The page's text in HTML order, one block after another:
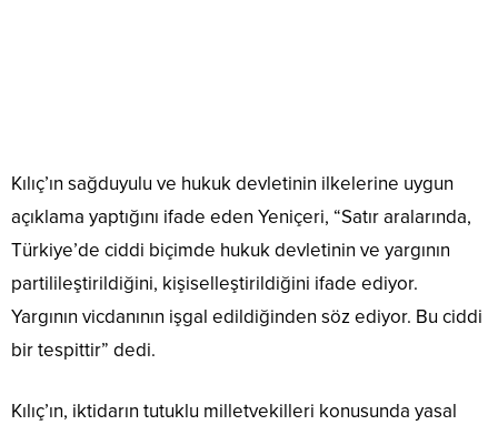
Özcan Yeniçeri, “Haşim Kılıç muhalefetin ortak
Cumhurbaşkanı adayı olabilir mi?” sorusunu, “Kılıç
Anayasa Mahkemesi Başkanıdır, Anayasa Mahkemesi
Başkanı olarak kalacaktır ve kalmalıdır” şeklinde
yanıtladı. Gerek CHP gerek MHP’nin adaylarını belirleyip
zamanı gelince kamuoyunun önüne çıkaracağını belirten